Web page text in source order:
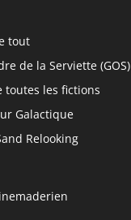
tout
de la Serviette (GOS)
toutes les fictions
Galactique
Relooking